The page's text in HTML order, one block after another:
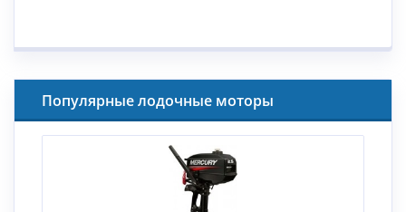
Популярные лодочные моторы